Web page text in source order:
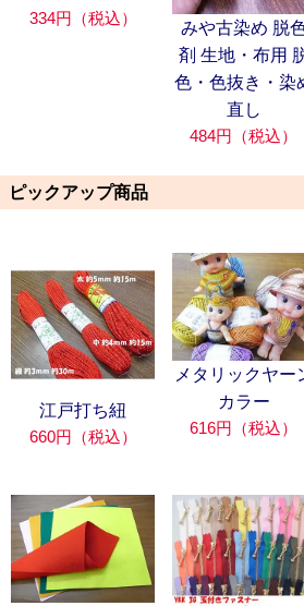
334円（税込）
みや古染め 脱
剤 生地・布用
色・色抜き・染
直し
484円（税込）
ピックアップ商品
江戸打ち紐
660円（税込）
メタリックヤー
カラー
616円（税込）